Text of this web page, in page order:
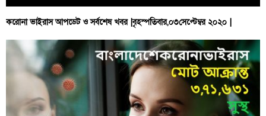
করোনা ভাইরাস আপডেট ও সর্বশেষ খবর |বৃহস্পতিবার,০৩সেপ্টেম্বর ২০২০ |